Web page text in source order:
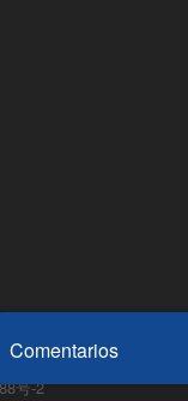
号-2
Comentarios